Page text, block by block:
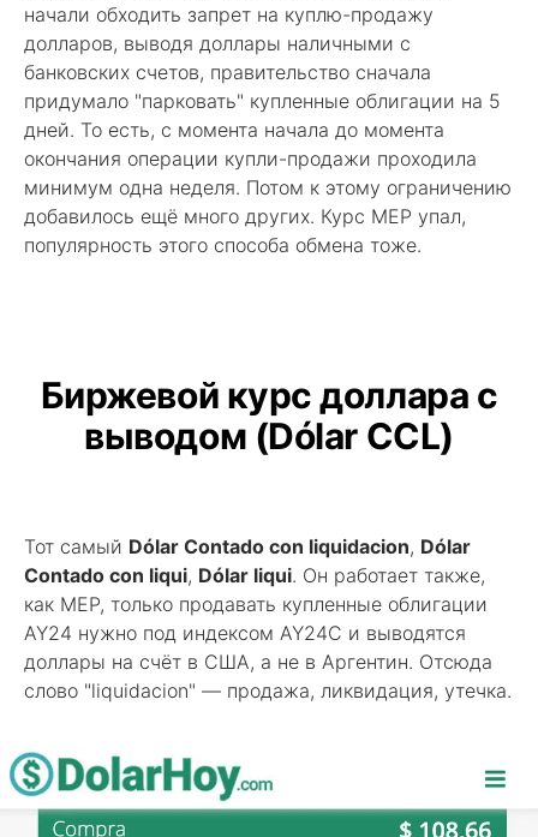
начали обходить запрет на куплю-продажу
долларов, выводя доллары наличными с
банковских счетов, правительство сначала
придумало "парковать" купленные облигации на 5
дней. То есть, с момента начала до момента
окончания операции купли-продажи проходила
минимум одна неделя. Потом к этому ограничению
добавилось ещё много других. Курс MEP упал,
популярность этого способа обмена тоже.
Биржевой курс доллара с
выводом (Dólar CCL)
Тот самый Dólar Contado con liquidacion, Dólar
Contado con liqui, Dólar liqui. Он работает также,
как MEP, только продавать купленные облигации
AY24 нужно под индексом AY24C и выводятся
доллары на счёт в США, а не в Аргентин. Отсюда
слово "liquidacion" — продажа, ликвидация, утечка.